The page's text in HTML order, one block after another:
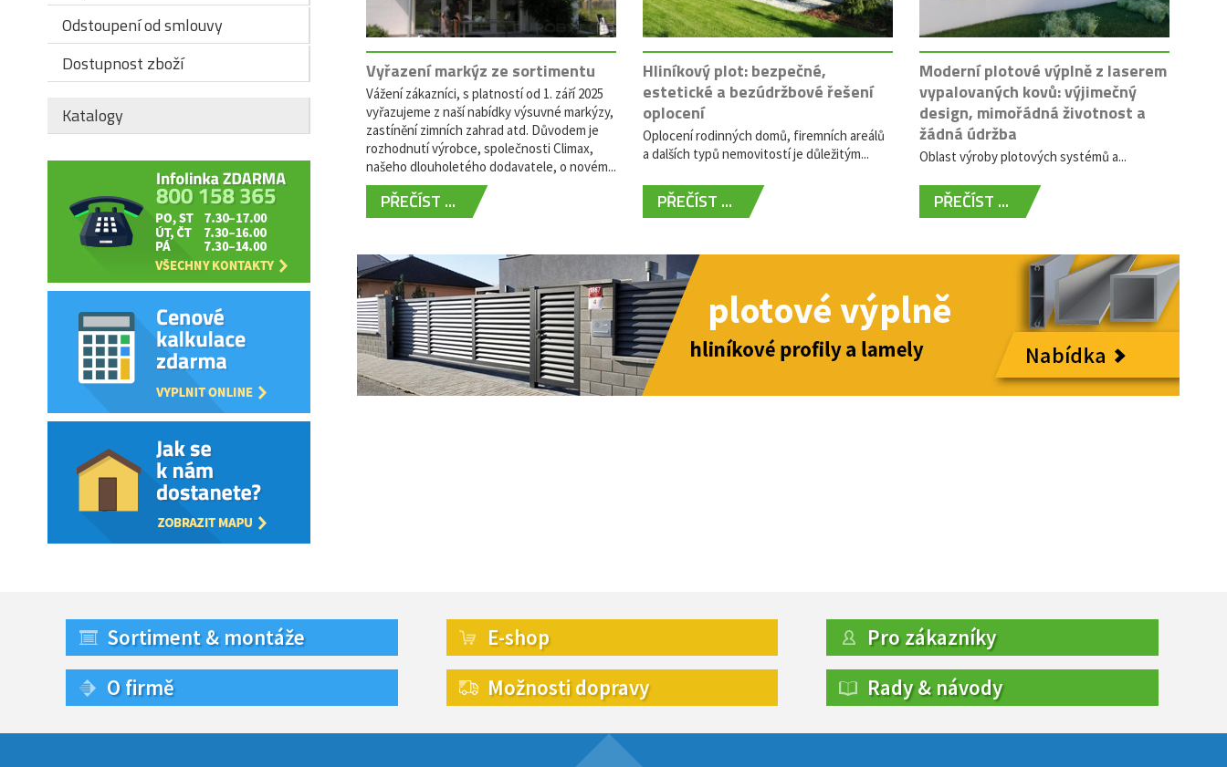
Odstoupení od smlouvy
Dostupnost zboží
Katalogy
Vyřazení markýz ze sortimentu
Vážení zákazníci, s platností od 1. září 2025
vyřazujeme z naší nabídky výsuvné markýzy,
zastínění zimních zahrad atd. Důvodem je
rozhodnutí výrobce, společnosti Climax,
našeho dlouholetého dodavatele, o novém...
PŘEČÍST ...
Hliníkový plot: bezpečné,
estetické a bezúdržbové řešení
oplocení
Oplocení rodinných domů, firemních areálů
a dalších typů nemovitostí je důležitým...
PŘEČÍST ...
Moderní plotové výplně z laserem
vypalovaných kovů: výjimečný
design, mimořádná životnost a
žádná údržba
Oblast výroby plotových systémů a...
PŘEČÍST ...
Sortiment & montáže
O firmě
E-shop
Možnosti dopravy
Pro zákazníky
Rady & návody